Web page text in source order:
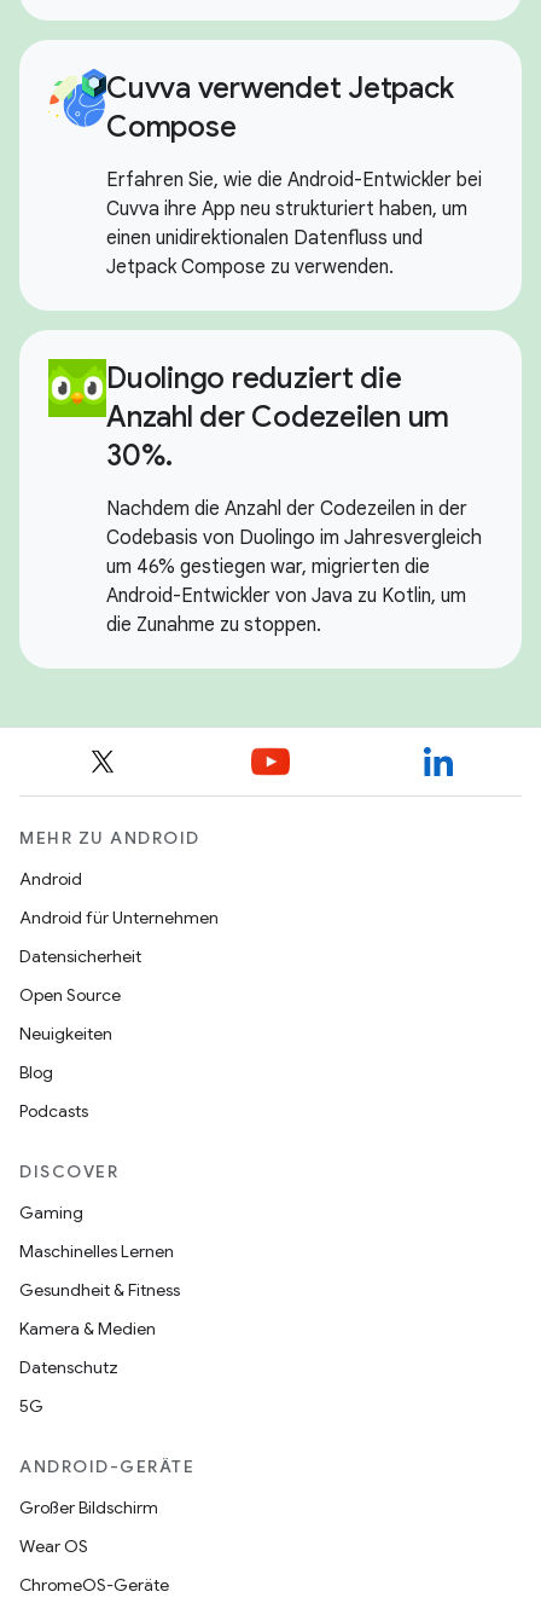
Cuvva verwendet Jetpack
Compose
Erfahren Sie, wie die Android-Entwickler bei
Cuvva ihre App neu strukturiert haben, um
einen unidirektionalen Datenfluss und
Jetpack Compose zu verwenden.
Duolingo reduziert die
Anzahl der Codezeilen um
30%.
Nachdem die Anzahl der Codezeilen in der
Codebasis von Duolingo im Jahresvergleich
um 46% gestiegen war, migrierten die
Android-Entwickler von Java zu Kotlin, um
die Zunahme zu stoppen.
MEHR ZU ANDROID
Android
Android für Unternehmen
Datensicherheit
Open Source
Neuigkeiten
Blog
Podcasts
DISCOVER
Gaming
Maschinelles Lernen
Gesundheit & Fitness
Kamera & Medien
Datenschutz
5G
ANDROID-GERÄTE
Großer Bildschirm
Wear OS
ChromeOS-Geräte